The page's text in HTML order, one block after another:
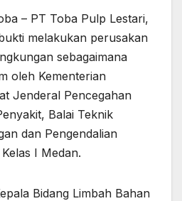
– PT Toba Pulp Lestari,
melakukan perusakan
sebagaimana
oleh Kementerian
Jenderal Pencegahan
Balai Teknik
dan Pengendalian
I Medan.
Bidang Limbah Bahan